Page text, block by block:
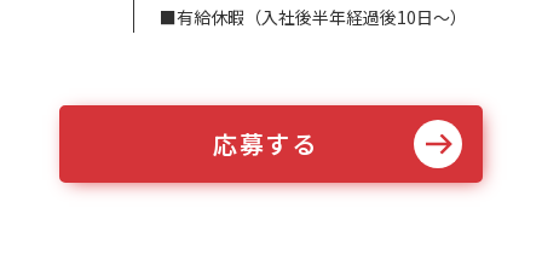
■有給休暇（入社後半年経過後10日～）
応募する